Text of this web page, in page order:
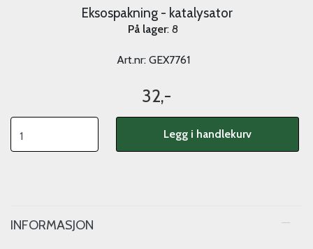
Eksospakning - katalysator
På lager: 8
Art.nr: GEX7761
32,-
Legg i handlekurv
INFORMASJON